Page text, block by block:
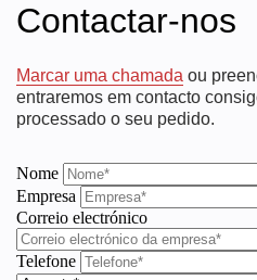
Contactar-nos
Marcar uma chamada ou
entraremos em contacto
processado o seu pedido.
Nome
Empresa
Correio electrónico
Telefone